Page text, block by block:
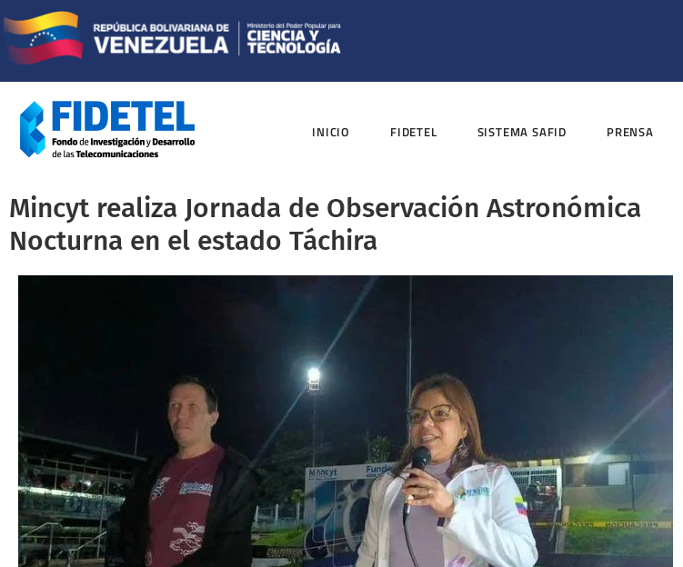
INICIO FIDETEL SISTEMA SAFID PRENSA
Mincyt realiza Jornada de Observación Astronómica
Nocturna en el estado Táchira